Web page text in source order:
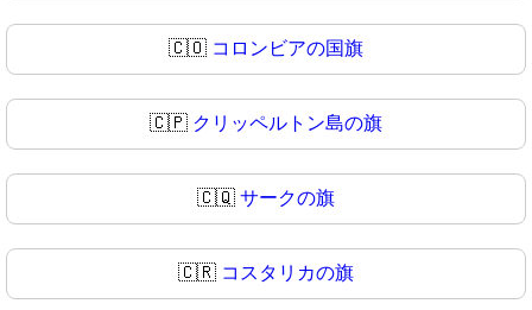
🇨🇴 コロンビアの国旗
🇨🇵 クリッペルトン島の旗
🇨🇶 サークの旗
🇨🇷 コスタリカの旗